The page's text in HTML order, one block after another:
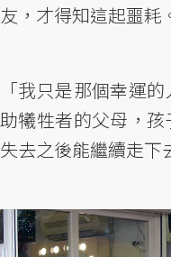
友，才得知這起噩耗
「我只是那個幸運
助犧牲者的父母，
失去之後能繼續走下